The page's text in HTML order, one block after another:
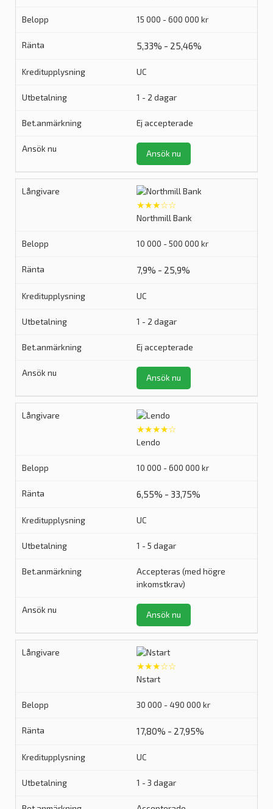
15 000 - 600 000 kr
5,33% - 25,46%
UC
1 - 2 dagar
Ej accepterade
Ansök nu
★★★☆☆
Northmill Bank
10 000 - 500 000 kr
7,9% - 25,9%
UC
1 - 2 dagar
Ej accepterade
Ansök nu
★★★★☆
Lendo
10 000 - 600 000 kr
6,55% - 33,75%
UC
1 - 5 dagar
Accepteras (med högre
inkomstkrav)
Ansök nu
★★★☆☆
Nstart
30 000 - 490 000 kr
17,80% - 27,95%
UC
1 - 3 dagar